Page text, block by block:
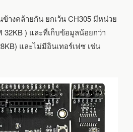
างคล้ายกัน ยกเว้น CH305 มีหน่วย
32KB ) และที่เก็บข้อมูลน้อยกว่า
และไม่มีอินเทอร์เฟซ เช่น